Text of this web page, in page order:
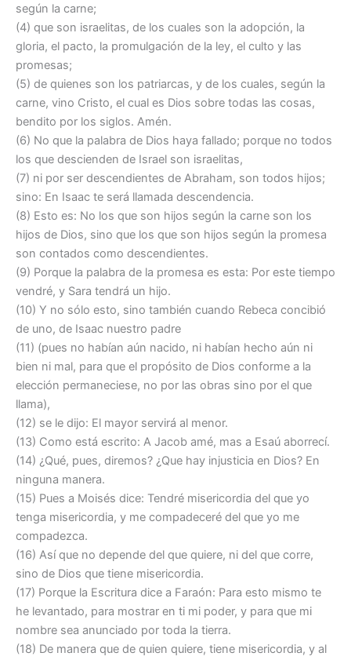
según la carne;
(4) que son israelitas, de los cuales son la adopción, la
gloria, el pacto, la promulgación de la ley, el culto y las
promesas;
(5) de quienes son los patriarcas, y de los cuales, según la
carne, vino Cristo, el cual es Dios sobre todas las cosas,
bendito por los siglos. Amén.
(6) No que la palabra de Dios haya fallado; porque no todos
los que descienden de Israel son israelitas,
(7) ni por ser descendientes de Abraham, son todos hijos;
sino: En Isaac te será llamada descendencia.
(8) Esto es: No los que son hijos según la carne son los
hijos de Dios, sino que los que son hijos según la promesa
son contados como descendientes.
(9) Porque la palabra de la promesa es esta: Por este tiempo
vendré, y Sara tendrá un hijo.
(10) Y no sólo esto, sino también cuando Rebeca concibió
de uno, de Isaac nuestro padre
(11) (pues no habían aún nacido, ni habían hecho aún ni
bien ni mal, para que el propósito de Dios conforme a la
elección permaneciese, no por las obras sino por el que
llama),
(12) se le dijo: El mayor servirá al menor.
(13) Como está escrito: A Jacob amé, mas a Esaú aborrecí.
(14) ¿Qué, pues, diremos? ¿Que hay injusticia en Dios? En
ninguna manera.
(15) Pues a Moisés dice: Tendré misericordia del que yo
tenga misericordia, y me compadeceré del que yo me
compadezca.
(16) Así que no depende del que quiere, ni del que corre,
sino de Dios que tiene misericordia.
(17) Porque la Escritura dice a Faraón: Para esto mismo te
he levantado, para mostrar en ti mi poder, y para que mi
nombre sea anunciado por toda la tierra.
(18) De manera que de quien quiere, tiene misericordia, y al